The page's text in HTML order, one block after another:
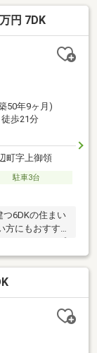
自宅の資産価
却にまつわる
ください。
円 7DK
50年9ヶ月)
歩21分
町字上御領
駐車3台
6DKの住まい
方にもおすす
かな住環境
い敷地を活か
め建築には
の一邸です。
物件のご相
客様のニーズ